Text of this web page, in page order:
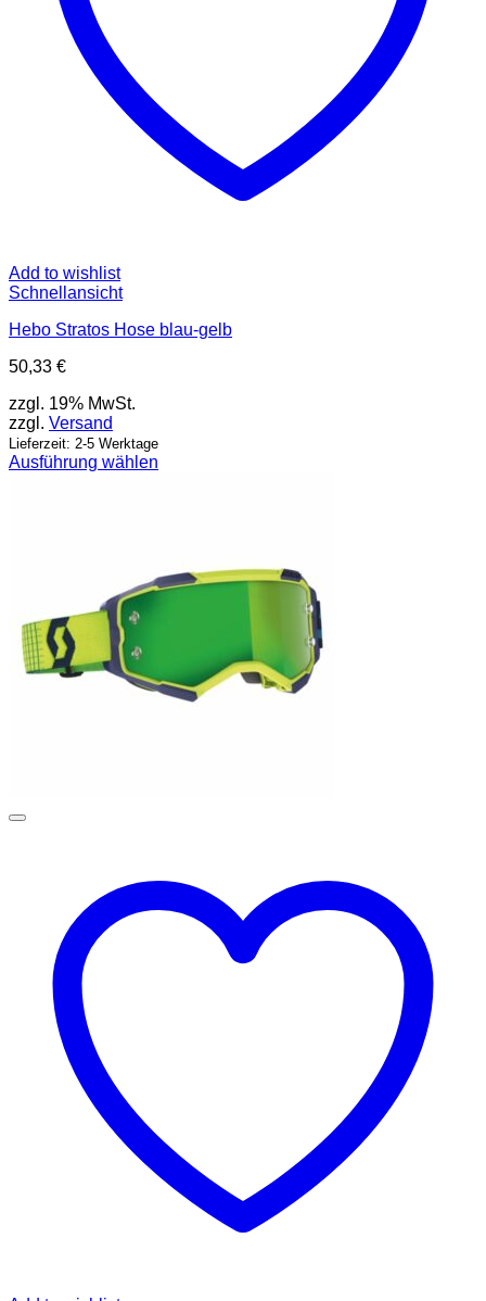
Add to wishlist
Schnellansicht
Hebo Stratos Hose blau-gelb
50,33 €
zzgl. 19% MwSt.
zzgl. Versand
Lieferzeit: 2-5 Werktage
Ausführung wählen
Optionen
können
auf
der